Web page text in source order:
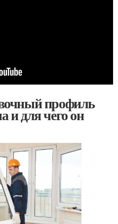
профиль
и для чего он